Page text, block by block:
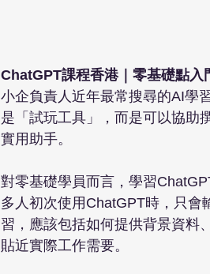
ChatGPT課程香港｜零基礎點入
小企負責人近年最常搜尋的AI學
是「試玩工具」，而是可以協助
實用助手。
對零基礎學員而言，學習
多人初次使用ChatGPT時，只會
習，應該包括如何提供背景資料
貼近實際工作需要。